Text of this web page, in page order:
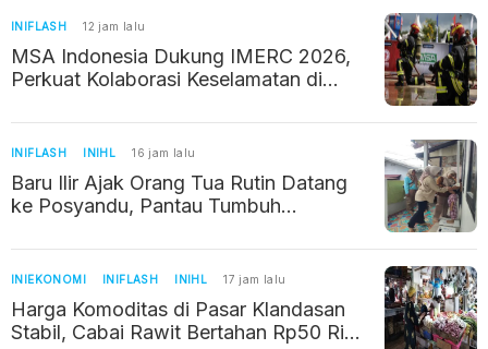
INIFLASH 12 jam lalu
MSA Indonesia Dukung IMERC 2026,
Perkuat Kolaborasi Keselamatan di
INIFLASH INIHL 16 jam lalu
Baru Ilir Ajak Orang Tua Rutin Datang
ke Posyandu, Pantau Tumbuh
INIEKONOMI INIFLASH INIHL 17 jam lalu
Harga Komoditas di Pasar Klandasan
Stabil, Cabai Rawit Bertahan Rp50 Ribu